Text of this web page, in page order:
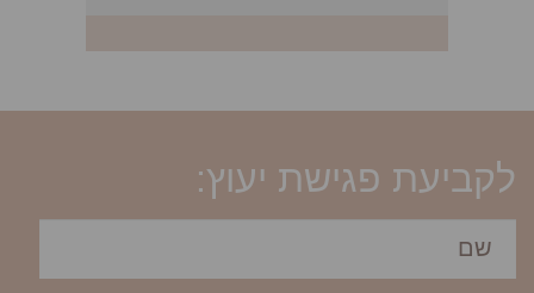
לקביעת פגישת יעוץ: